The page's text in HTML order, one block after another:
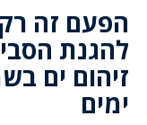
הפעם זה
להגנת
זיהום ים
ימים